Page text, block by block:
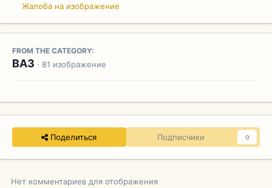
Жалоба на изображение
FROM THE CATEGORY:
ВАЗ · 81 изображение
Поделиться Подписчики 0
Нет комментариев для отображения